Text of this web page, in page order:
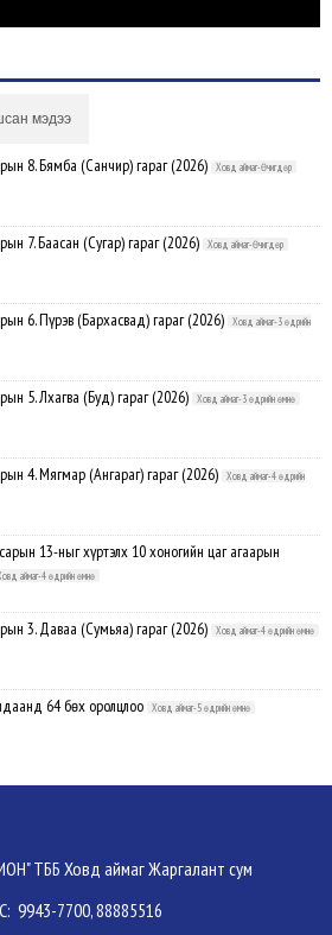
мэдээ
8. Бямба (Санчир) гараг (2026) Ховд аймаг-Өчигдөр
7. Баасан (Сугар) гараг (2026) Ховд аймаг-Өчигдөр
6. Пүрэв (Бархасвад) гараг (2026)
Ховд аймаг-3 өдрийн
5. Лхагва (Буд) гараг (2026) Ховд аймаг-3 өдрийн өмнө
4. Мягмар (Ангараг) гараг (2026)
Ховд аймаг-4 өдрийн
13-ныг хүртэлх 10 хоногийн цаг агаарын
аймаг-4 өдрийн өмнө
3. Даваа (Сумьяа) гараг (2026) Ховд аймаг-4 өдрийн өмнө
64 бөх оролцлоо Ховд аймаг-5 өдрийн өмнө
бөхчүүд, харваачдад хүндэтгэл үзүүлэв
Ховд
шилдгүүд тодорлоо
ТББ Ховд аймаг Жаргалант сум
9943-7700, 88885516